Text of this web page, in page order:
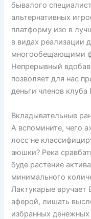
бывалого
альтернативных
платформу изо в
в видах реализации
многообещающими
Непрерывный
позволяет для нас
деньги членов клуба
Вкладывательные
А вспомините, чего
лосс не
аюшки? Река
буде растение
минимального
Лактукарые
аферой, лишать
избранных